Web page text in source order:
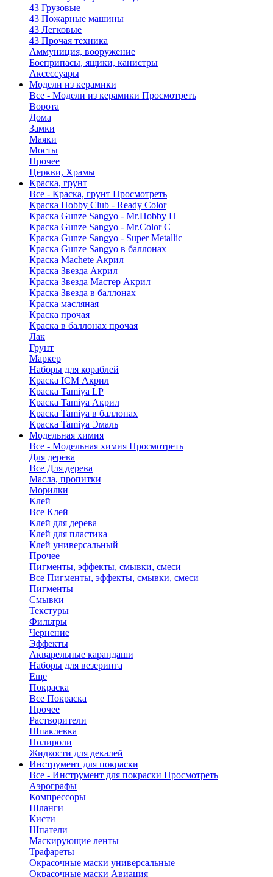
43 Грузовые
43 Пожарные машины
43 Легковые
43 Прочая техника
Аммуниция, вооружение
Боеприпасы, ящики, канистры
Аксессуары
Модели из керамики
Все - Модели из керамики Просмотреть
Ворота
Дома
Замки
Маяки
Мосты
Прочее
Церкви, Храмы
Краска, грунт
Все - Краска, грунт Просмотреть
Краска Hobby Club - Ready Color
Краска Gunze Sangyo - Mr.Hobby H
Краска Gunze Sangyo - Mr.Color C
Краска Gunze Sangyo - Super Metallic
Краска Gunze Sangyo в баллонах
Краска Machete Акрил
Краска Звезда Акрил
Краска Звезда Мастер Акрил
Краска Звезда в баллонах
Краска масляная
Краска прочая
Краска в баллонах прочая
Лак
Грунт
Маркер
Наборы для кораблей
Краска ICM Акрил
Краска Tamiya LP
Краска Tamiya Акрил
Краска Tamiya в баллонах
Краска Tamiya Эмаль
Модельная химия
Все - Модельная химия Просмотреть
Для дерева
Все Для дерева
Масла, пропитки
Морилки
Клей
Все Клей
Клей для дерева
Клей для пластика
Клей универсальный
Прочее
Пигменты, эффекты, смывки, смеси
Все Пигменты, эффекты, смывки, смеси
Пигменты
Смывки
Текстуры
Фильтры
Чернение
Эффекты
Акварельные карандаши
Наборы для везеринга
Еще
Покраска
Все Покраска
Прочее
Растворители
Шпаклевка
Полироли
Жидкости для декалей
Инструмент для покраски
Все - Инструмент для покраски Просмотреть
Аэрографы
Компрессоры
Шланги
Кисти
Шпатели
Маскирующие ленты
Трафареты
Окрасочные маски универсальные
Окрасочные маски Авиация